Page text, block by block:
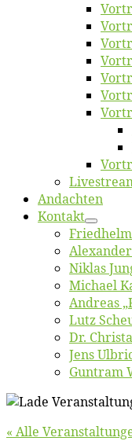
An­dach­ten
Kon­takt
Ni­klas
Mi­cha­el
An­dre­as
Lutz
Dr.
Jens
Gun­tram
« Alle